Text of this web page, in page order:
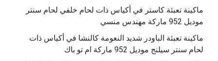
‫ماكينة تعبئة كاستر في أكياس ذات لحام خلفي لحام سنتر
موديل 952 ماركة مهندس منسي
‫ماكينة تعبئة الباودر شديد النعومة كالنشا في أكياس ذات